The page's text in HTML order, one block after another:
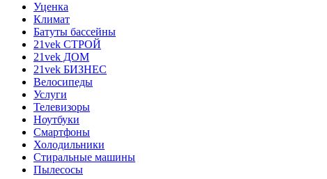
Уценка
Климат
Батуты бассейны
21vek СТРОЙ
21vek ДОМ
21vek БИЗНЕС
Велосипеды
Услуги
Телевизоры
Ноутбуки
Смартфоны
Холодильники
Стиральные машины
Пылесосы